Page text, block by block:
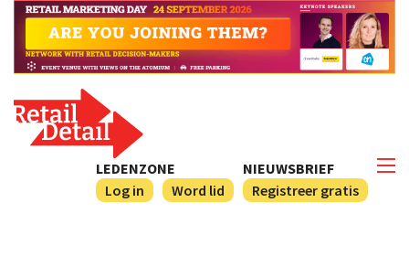
NIEUWSBRIEF
Registreer gratis
LEDENZONE
Log in
Word lid